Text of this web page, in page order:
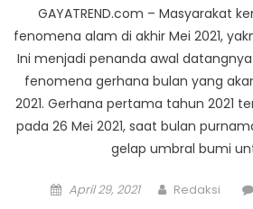
GAYATREND.com – Masyarakat
fenomena alam di akhir Mei 2021,
Ini menjadi penanda awal
fenomena gerhana bulan yang
2021. Gerhana pertama tahun 2021
pada 26 Mei 2021, saat bulan
gelap umbral bumi
Posted
April 29, 2021 Author
Redaksi